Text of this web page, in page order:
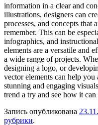
information in a clear and
illustrations, designers can
processes, and concepts that
remember. This can be
infographics, and
elements are a versatile and
a wide range of projects.
designing a logo, or
vector elements can help
stunning and engaging
trend a try and see how it
Запись опубликована
рубрики.